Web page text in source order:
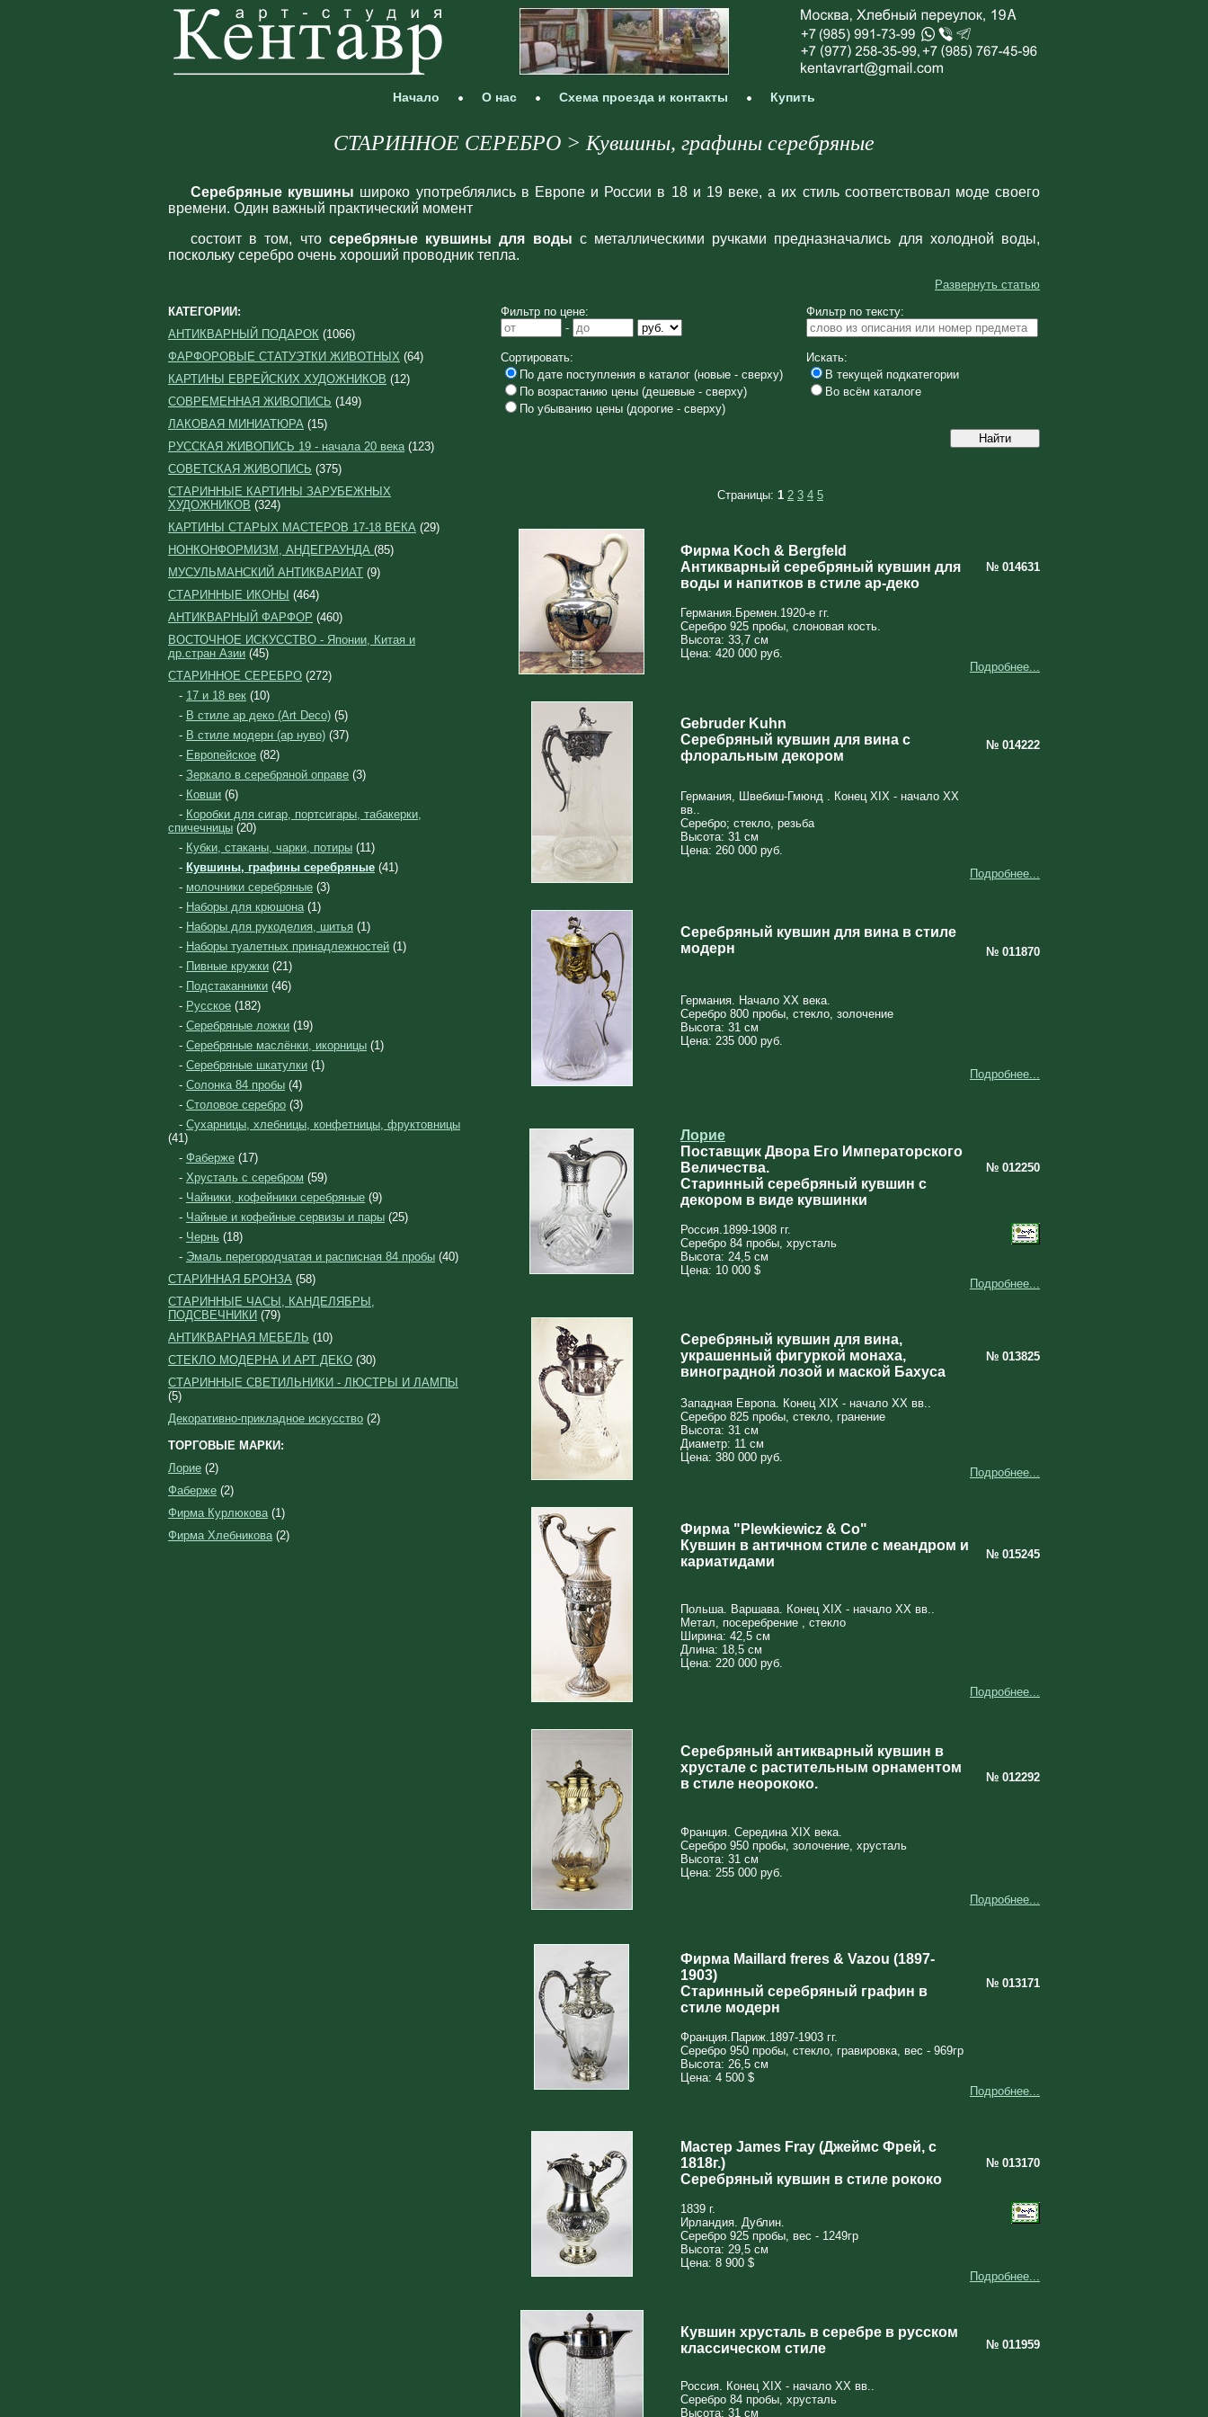
Начало О нас Схема проезда и контакты Купить
СТАРИННОЕ СЕРЕБРО > Кувшины, графины серебряные
Серебряные кувшины широко употреблялись в Европе и России в 18 и 19 веке, а их стиль соответствовал моде своего
времени. Один важный практический момент
состоит в том, что серебряные кувшины для воды с металлическими ручками предназначались для холодной воды,
поскольку серебро очень хороший проводник тепла.
Развернуть статью
КАТЕГОРИИ:
АНТИКВАРНЫЙ ПОДАРОК (1066)
ФАРФОРОВЫЕ СТАТУЭТКИ ЖИВОТНЫХ (64)
КАРТИНЫ ЕВРЕЙСКИХ ХУДОЖНИКОВ (12)
СОВРЕМЕННАЯ ЖИВОПИСЬ (149)
ЛАКОВАЯ МИНИАТЮРА (15)
РУССКАЯ ЖИВОПИСЬ 19 - начала 20 века(123)
СОВЕТСКАЯ ЖИВОПИСЬ (375)
СТАРИННЫЕ КАРТИНЫ ЗАРУБЕЖНЫХ
ХУДОЖНИКОВ (324)
КАРТИНЫ СТАРЫХ МАСТЕРОВ 17-18 ВЕКА (29)
НОНКОНФОРМИЗМ, АНДЕГРАУНДА (85)
МУСУЛЬМАНСКИЙ АНТИКВАРИАТ (9)
СТАРИННЫЕ ИКОНЫ (464)
АНТИКВАРНЫЙ ФАРФОР (460)
ВОСТОЧНОЕ ИСКУССТВО - Японии, Китая и
др.стран Азии (45)
СТАРИННОЕ СЕРЕБРО (272)
- 17 и 18 век (10)
- В стиле ар деко (Art Deco) (5)
- В стиле модерн (ар нуво) (37)
- Европейское (82)
- Зеркало в серебряной оправе (3)
- Ковши (6)
- Коробки для сигар, портсигары, табакерки,
спичечницы (20)
- Кубки, стаканы, чарки, потиры (11)
- Кувшины, графины серебряные (41)
- молочники серебряные (3)
- Наборы для крюшона(1)
- Наборы для рукоделия, шитья (1)
- Наборы туалетных принадлежностей (1)
- Пивные кружки (21)
- Подстаканники (46)
- Русское (182)
- Серебряные ложки (19)
- Серебряные маслёнки, икорницы (1)
- Серебряные шкатулки (1)
- Солонка 84 пробы (4)
- Столовое серебро (3)
- Сухарницы, хлебницы, конфетницы, фруктовницы
(41)
- Фаберже (17)
- Хрусталь с серебром (59)
- Чайники, кофейники серебряные (9)
- Чайные и кофейные сервизы и пары (25)
- Чернь (18)
- Эмаль перегородчатая и расписная 84 пробы (40)
СТАРИННАЯ БРОНЗА (58)
СТАРИННЫЕ ЧАСЫ, КАНДЕЛЯБРЫ,
ПОДСВЕЧНИКИ (79)
АНТИКВАРНАЯ МЕБЕЛЬ (10)
СТЕКЛО МОДЕРНА И АРТ ДЕКО (30)
СТАРИННЫЕ СВЕТИЛЬНИКИ - ЛЮСТРЫ И ЛАМПЫ
(5)
Декоративно-прикладное искусство (2)
ТОРГОВЫЕ МАРКИ:
Лорие (2)
Фаберже (2)
Фирма Курлюкова(1)
Фирма Хлебникова(2)
Фильтр по цене:
-
Фильтр по тексту:
Сортировать:
По дате поступления в каталог (новые - сверху)
По возрастанию цены (дешевые - сверху)
По убыванию цены (дорогие - сверху)
Искать:
В текущей подкатегории
Во всём каталоге
Страницы: 1 2 3 4 5
Фирма Koch & Bergfeld
Антикварный серебряный кувшин для
воды и напитков в стиле ар-деко
№ 014631
Германия.Бремен.1920-е гг.
Серебро 925 пробы, слоновая кость.
Высота: 33,7 см
Цена: 420 000 руб.
Подробнее...
Gebruder Kuhn
Серебряный кувшин для вина с
флоральным декором
№ 014222
Германия, Швебиш-Гмюнд . Конец XIX - начало XX
вв..
Серебро; стекло, резьба
Высота: 31 см
Цена: 260 000 руб.
Подробнее...
Серебряный кувшин для вина в стиле
модерн
№ 011870
Германия. Начало XX века.
Серебро 800 пробы, стекло, золочение
Высота: 31 см
Цена: 235 000 руб.
Подробнее...
Лорие
Поставщик Двора Его Императорского
Величества.
Старинный серебряный кувшин с
декором в виде кувшинки
№ 012250
Россия.1899-1908 гг.
Серебро 84 пробы, хрусталь
Высота: 24,5 см
Цена: 10 000 $
Подробнее...
Серебряный кувшин для вина,
украшенный фигуркой монаха,
виноградной лозой и маской Бахуса
№ 013825
Западная Европа. Конец XIX - начало XX вв..
Серебро 825 пробы, стекло, гранение
Высота: 31 см
Диаметр: 11 см
Цена: 380 000 руб.
Подробнее...
Фирма "Plewkiewicz & Co"
Кувшин в античном стиле с меандром и
кариатидами
№ 015245
Польша. Варшава. Конец XIX - начало XX вв..
Метал, посеребрение , стекло
Ширина: 42,5 см
Длина: 18,5 см
Цена: 220 000 руб.
Подробнее...
Серебряный антикварный кувшин в
хрустале с растительным орнаментом
в стиле неорококо.
№ 012292
Франция. Середина XIX века.
Серебро 950 пробы, золочение, хрусталь
Высота: 31 см
Цена: 255 000 руб.
Подробнее...
Фирма Maillard freres & Vazou (1897-
1903)
Старинный серебряный графин в
стиле модерн
№ 013171
Франция.Париж.1897-1903 гг.
Серебро 950 пробы, стекло, гравировка, вес - 969гр
Высота: 26,5 см
Цена: 4 500 $
Подробнее...
Мастер James Fray (Джеймс Фрей, с
1818г.)
Серебряный кувшин в стиле рококо
№ 013170
1839 г.
Ирландия. Дублин.
Серебро 925 пробы, вес - 1249гр
Высота: 29,5 см
Цена: 8 900 $
Подробнее...
Кувшин хрусталь в серебре в русском
классическом стиле
№ 011959
Россия. Конец XIX - начало XX вв..
Серебро 84 пробы, хрусталь
Высота: 31 см